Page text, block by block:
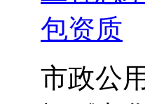
市政公